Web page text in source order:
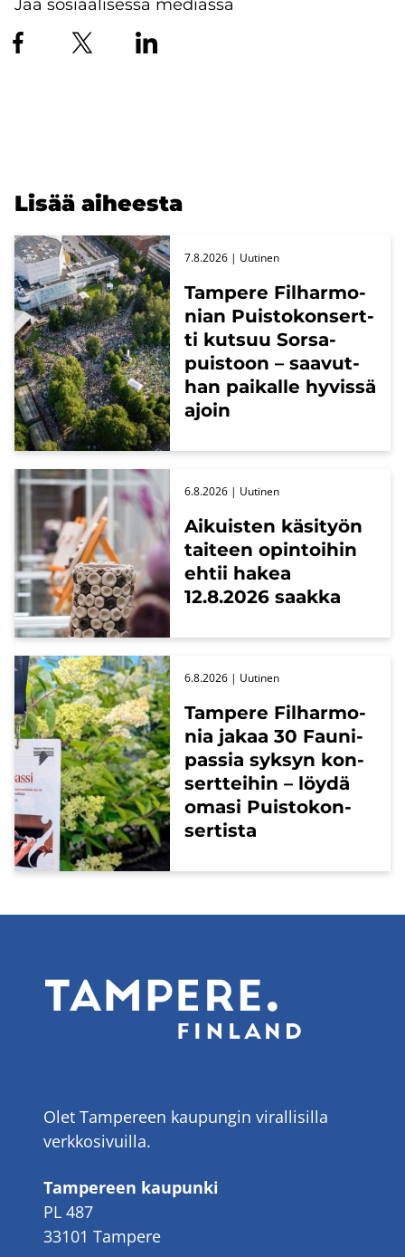
Jaa sosiaalisessa mediassa
Lisää ai­hees­ta
Tam­pe­re Fil­har­mo­
nian Puis­to­kon­sert­
ti kut­suu Sors­a­
puis­toon – saa­vut­
han pai­kal­le hy­vis­sä
ajoin
7.8.2026 | Uu­ti­nen
Ai­kuis­ten kä­si­työn
tai­teen opin­toi­hin
ehtii hakea
12.8.2026 saak­ka
6.8.2026 | Uu­ti­nen
Tam­pe­re Fil­har­mo­
nia jakaa 30 Fau­ni­
pas­sia syk­syn kon­
sert­tei­hin – löydä
omasi Puis­to­kon­
ser­tis­ta
6.8.2026 | Uu­ti­nen
Olet Tampereen kaupungin virallisilla
verkkosivuilla.
Tampereen kaupunki
PL 487
33101 Tampere